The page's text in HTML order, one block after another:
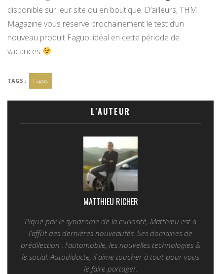
disponible sur leur site ou en boutique. D’ailleurs, THM
Magazine vous réserve prochainement le test d’un
nouveau produit Faguo, idéal en cette période de
vacances
TAGS : Faguo
L'AUTEUR
MATTHIEU RICHER
Piqué par le syndrome de la curiosité, Matthieu est à
l'affût des dernières nouveautés. Ses domaines de
prédilection : l'automobile, les nouvelles technologies &
le social. Autodidacte, il aime toucher à tout pour vous
le faire partager.